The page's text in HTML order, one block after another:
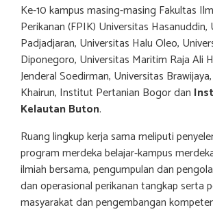
Ke-10 kampus masing-masing Fakultas
Perikanan (FPIK) Universitas Hasanuddin,
Padjadjaran, Universitas Halu Oleo,
Diponegoro, Universitas Maritim Raja Ali
Jenderal Soedirman, Universitas
Khairun, Institut Pertanian Bogor dan
Kelautan Buton.
Ruang lingkup kerja sama meliputi
program merdeka belajar-kampus
ilmiah bersama, pengumpulan dan
dan operasional perikanan tangkap serta
masyarakat dan pengembangan